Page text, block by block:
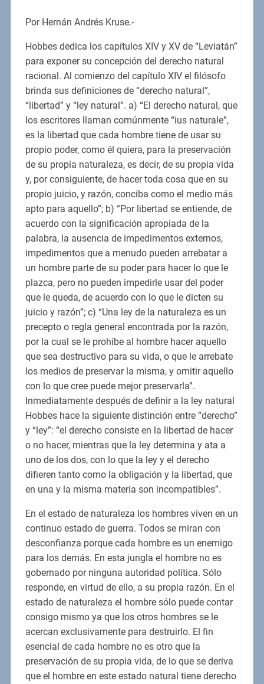
Por Hernán Andrés Kruse.-
Hobbes dedica los capítulos XIV y XV de “Leviatán”
para exponer su concepción del derecho natural
racional. Al comienzo del capítulo XIV el filósofo
brinda sus definiciones de “derecho natural”,
“libertad” y “ley natural”. a) “El derecho natural, que
los escritores llaman comúnmente “ius naturale”,
es la libertad que cada hombre tiene de usar su
propio poder, como él quiera, para la preservación
de su propia naturaleza, es decir, de su propia vida
y, por consiguiente, de hacer toda cosa que en su
propio juicio, y razón, conciba como el medio más
apto para aquello”; b) “Por libertad se entiende, de
acuerdo con la significación apropiada de la
palabra, la ausencia de impedimentos externos,
impedimentos que a menudo pueden arrebatar a
un hombre parte de su poder para hacer lo que le
plazca, pero no pueden impedirle usar del poder
que le queda, de acuerdo con lo que le dicten su
juicio y razón”; c) “Una ley de la naturaleza es un
precepto o regla general encontrada por la razón,
por la cual se le prohíbe al hombre hacer aquello
que sea destructivo para su vida, o que le arrebate
los medios de preservar la misma, y omitir aquello
con lo que cree puede mejor preservarla”.
Inmediatamente después de definir a la ley natural
Hobbes hace la siguiente distinción entre “derecho”
y “ley”: “el derecho consiste en la libertad de hacer
o no hacer, mientras que la ley determina y ata a
uno de los dos, con lo que la ley y el derecho
difieren tanto como la obligación y la libertad, que
en una y la misma materia son incompatibles”.
En el estado de naturaleza los hombres viven en un
continuo estado de guerra. Todos se miran con
desconfianza porque cada hombre es un enemigo
para los demás. En esta jungla el hombre no es
gobernado por ninguna autoridad política. Sólo
responde, en virtud de ello, a su propia razón. En el
estado de naturaleza el hombre sólo puede contar
consigo mismo ya que los otros hombres se le
acercan exclusivamente para destruirlo. El fin
esencial de cada hombre no es otro que la
preservación de su propia vida, de lo que se deriva
que el hombre en este estado natural tiene derecho